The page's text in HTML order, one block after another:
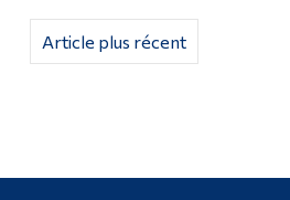
Article plus récent